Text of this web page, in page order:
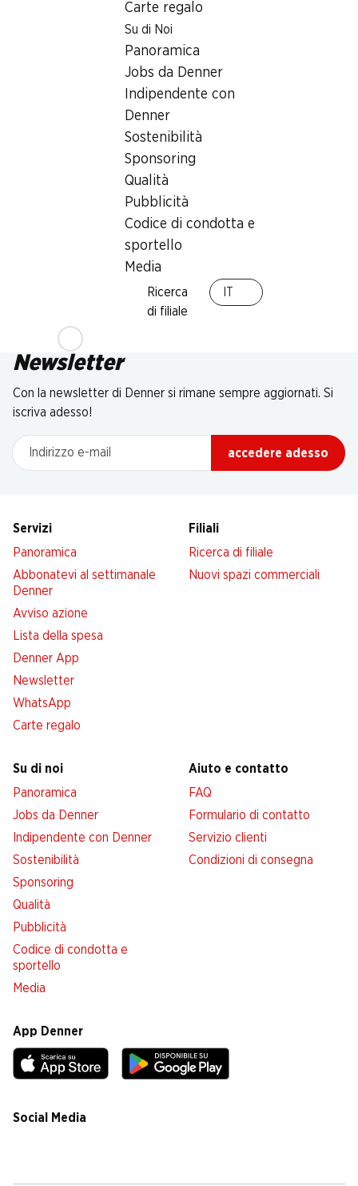
Carte regalo
Su di Noi
Panoramica
Jobs da Denner
Indipendente con
Denner
Sostenibilità
Sponsoring
Qualità
Pubblicità
Codice di condotta e
sportello
Media
Ricerca
di filiale
Newsletter
Con la newsletter di Denner si rimane sempre aggiornati. Si
iscriva adesso!
Indirizzo e-mail
accedere adesso
Servizi
Panoramica
Abbonatevi al settimanale
Denner
Avviso azione
Lista della spesa
Denner App
Newsletter
WhatsApp
Carte regalo
Filiali
Ricerca di filiale
Nuovi spazi commerciali
Su di noi
Panoramica
Jobs da Denner
Indipendente con Denner
Sostenibilità
Sponsoring
Qualità
Pubblicità
Codice di condotta e
sportello
Media
Aiuto e contatto
FAQ
Formulario di contatto
Servizio clienti
Condizioni di consegna
App Denner
Social Media